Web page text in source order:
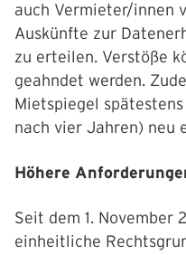
auch Vermieter/innen
Auskünfte zur
zu erteilen. Verstöße
geahndet werden.
Mietspiegel
nach vier Jahren) neu
Höhere
Seit dem 1. November
einheitliche